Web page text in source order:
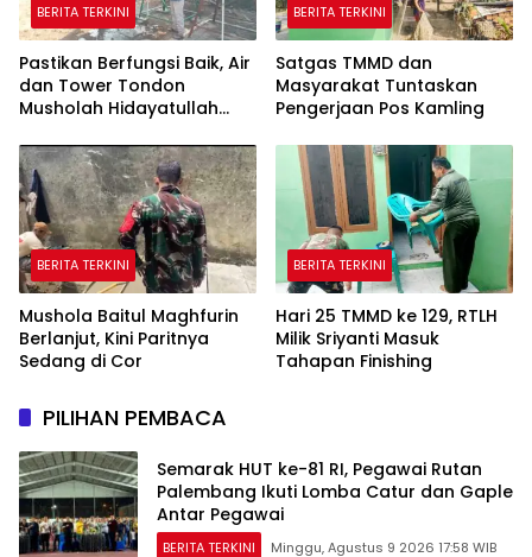
BERITA TERKINI
Pastikan Berfungsi Baik, Air
dan Tower Tondon
Musholah Hidayatullah
BERITA TERKINI
Satgas TMMD dan
Masyarakat Tuntaskan
Pengerjaan Pos Kamling
BERITA TERKINI
Mushola Baitul Maghfurin
Berlanjut, Kini Paritnya
Sedang di Cor
BERITA TERKINI
Hari 25 TMMD ke 129, RTLH
Milik Sriyanti Masuk
Tahapan Finishing
PILIHAN PEMBACA
Semarak HUT ke-81 RI, Pegawai Rutan
Palembang Ikuti Lomba Catur dan Gaple
Antar Pegawai
BERITA TERKINI Minggu, Agustus 9 2026 17:58 WIB